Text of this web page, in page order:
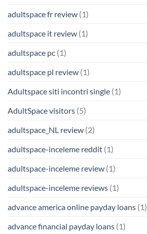
adultspace fr review (1)
adultspace it review (1)
adultspace pc (1)
adultspace pl review (1)
Adultspace siti incontri single (1)
AdultSpace visitors (5)
adultspace_NL review (2)
adultspace-inceleme reddit (1)
adultspace-inceleme review (1)
adultspace-inceleme reviews (1)
advance america online payday loans (1)
advance financial payday loans (1)